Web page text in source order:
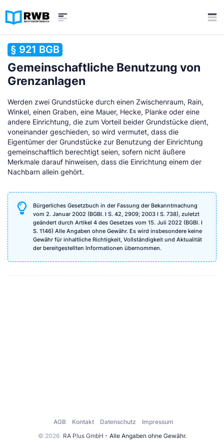
§ 921 BGB
Gemeinschaftliche Benutzung von
Grenzanlagen
Werden zwei Grundstücke durch einen Zwischenraum, Rain,
Winkel, einen Graben, eine Mauer, Hecke, Planke oder eine
andere Einrichtung, die zum Vorteil beider Grundstücke dient,
voneinander geschieden, so wird vermutet, dass die
Eigentümer der Grundstücke zur Benutzung der Einrichtung
gemeinschaftlich berechtigt seien, sofern nicht äußere
Merkmale darauf hinweisen, dass die Einrichtung einem der
Nachbarn allein gehört.
Bürgerliches Gesetzbuch in der Fassung der Bekanntmachung
vom 2. Januar 2002 (BGBl. I S. 42, 2909; 2003 I S. 738), zuletzt
geändert durch Artikel 4 des Gesetzes vom 15. Juli 2022 (BGBl. I
S. 1146) Alle Angaben ohne Gewähr. Es wird insbesondere keine
Gewähr für inhaltliche Richtigkeit, Vollständigkeit und Aktualität
der bereitgestellten Informationen übernommen.
© 2026 RA Plus GmbH - Alle Angaben ohne Gewähr.
AGB Kontakt Datenschutz Impressum